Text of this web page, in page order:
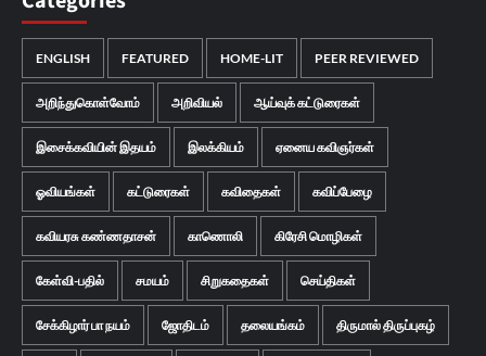
ENGLISH FEATURED HOME-LIT PEER REVIEWED
அறிந்துகொள்வோம் அறிவியல் ஆய்வுக் கட்டுரைகள்
இசைக்கவியின் இதயம் இலக்கியம் ஏனைய கவிஞர்கள்
ஓவியங்கள் கட்டுரைகள் கவிதைகள் கவிப்பேழை
கவியரசு கண்ணதாசன் காணொலி கிரேசி மொழிகள்
கேள்வி-பதில் சமயம் சிறுகதைகள் செய்திகள்
சேக்கிழார் பா நயம் ஜோதிடம் தலையங்கம் திருமால் திருப்புகழ்